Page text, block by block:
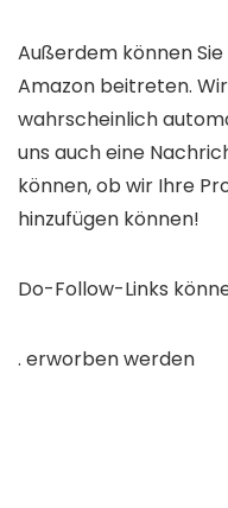
Außerdem können
Amazon beitreten.
wahrscheinlich
uns auch eine
können, ob wir Ihre
hinzufügen können!
Do-Follow-Links
. erworben werden